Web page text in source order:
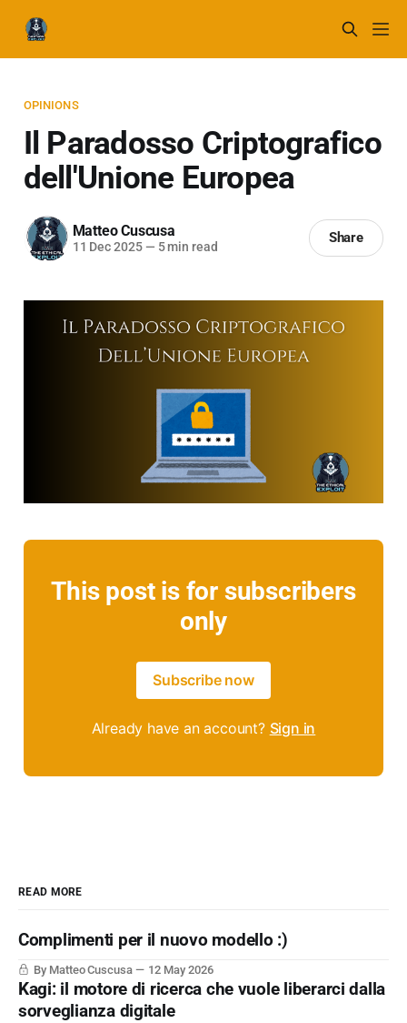
OPINIONS
Il Paradosso Criptografico
dell'Unione Europea
Matteo Cuscusa
11 Dec 2025 — 5 min read
Share
This post is for subscribers
only
Subscribe now
Already have an account? Sign in
READ MORE
Complimenti per il nuovo modello :)
By Matteo Cuscusa 12 May 2026
Kagi: il motore di ricerca che vuole liberarci dalla
sorveglianza digitale